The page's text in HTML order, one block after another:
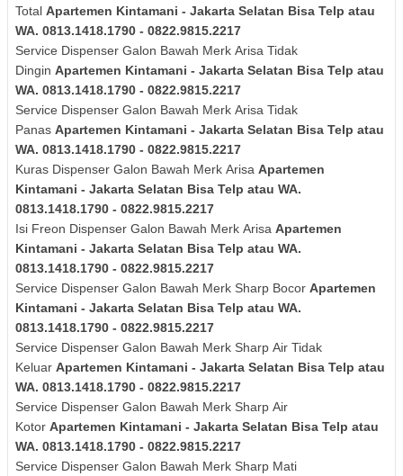
Total Apartemen Kintamani - Jakarta Selatan Bisa Telp atau
WA. 0813.1418.1790 - 0822.9815.2217
Service Dispenser Galon Bawah Merk Arisa Tidak
Dingin Apartemen Kintamani - Jakarta Selatan Bisa Telp atau
WA. 0813.1418.1790 - 0822.9815.2217
Service Dispenser Galon Bawah Merk Arisa Tidak
Panas Apartemen Kintamani - Jakarta Selatan Bisa Telp atau
WA. 0813.1418.1790 - 0822.9815.2217
Kuras Dispenser Galon Bawah Merk Arisa Apartemen
Kintamani - Jakarta Selatan Bisa Telp atau WA.
0813.1418.1790 - 0822.9815.2217
Isi Freon Dispenser Galon Bawah Merk Arisa Apartemen
Kintamani - Jakarta Selatan Bisa Telp atau WA.
0813.1418.1790 - 0822.9815.2217
Service Dispenser Galon Bawah Merk Sharp Bocor Apartemen
Kintamani - Jakarta Selatan Bisa Telp atau WA.
0813.1418.1790 - 0822.9815.2217
Service Dispenser Galon Bawah Merk Sharp Air Tidak
Keluar Apartemen Kintamani - Jakarta Selatan Bisa Telp atau
WA. 0813.1418.1790 - 0822.9815.2217
Service Dispenser Galon Bawah Merk Sharp Air
Kotor Apartemen Kintamani - Jakarta Selatan Bisa Telp atau
WA. 0813.1418.1790 - 0822.9815.2217
Service Dispenser Galon Bawah Merk Sharp Mati